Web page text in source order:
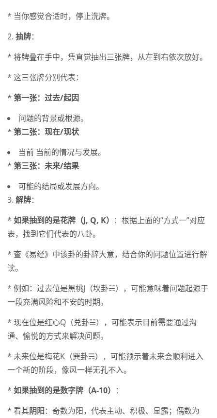
* 当你感觉合适时，停止洗牌。
2. 抽牌：
* 将牌叠在手中，凭直觉抽出三张牌，从左到右依次放好。
* 这三张牌分别代表：
* 第一张：过去/起因
问题的背景或根源。
* 第二张：现在/现状
当前 当前的情况与发展。
* 第三张：未来/结果
可能的结局或发展方向。
3. 解牌：
* 如果抽到的是花牌（J, Q, K） ：根据上面的“方式一”对应
表，找到它们代表的八卦。
* 查《易经》中该卦的卦辞大意，结合你的问题位置进行解
读。
* 例如：过去位是黑桃J（坎卦☵），可能意味着问题起源于
一段充满风险和不安的时期。
* 现在位是红心Q（兑卦☱），可能表示目前需要通过沟
通、愉悦的方式来解决问题。
* 未来位是梅花K（巽卦☴），可能预示着未来会顺利进入
一个新的阶段，像风一样无孔不入。
* 如果抽到的是数字牌（A-10） ：
* 看其阴阳：奇数为阳，代表主动、积极、显露；偶数为